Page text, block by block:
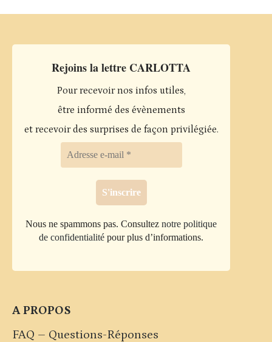
Rejoins la lettre CARLOTTA
Pour recevoir nos infos utiles,
être informé des évènements
et recevoir des surprises de façon privilégiée.
Nous ne spammons pas. Consulteznotre politique
de confidentialité pour plus d’informations.
A PROPOS
FAQ – Questions-Réponses